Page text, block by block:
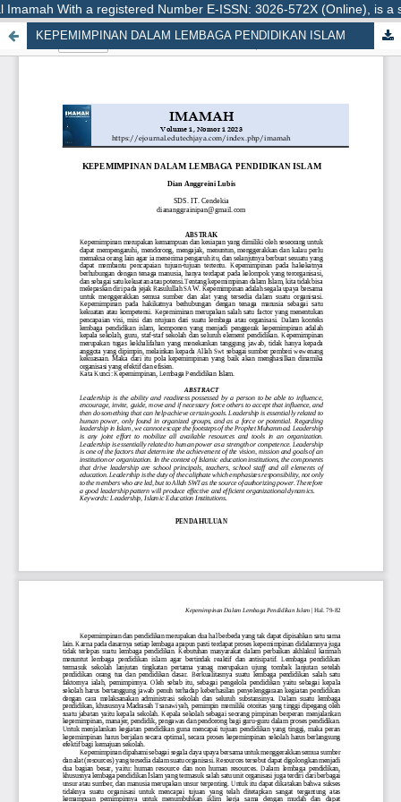
With a registered Number E-ISSN: 3026-572X (Online), is
KEPEMIMPINAN DALAM LEMBAGA PENDIDIKAN ISLAM